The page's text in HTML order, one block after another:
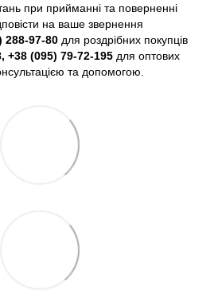
при прийманні та поверненні
на ваше звернення
288-97-80 для роздрібних покупців
+38 (095) 79-72-195 для оптових
та допомогою.